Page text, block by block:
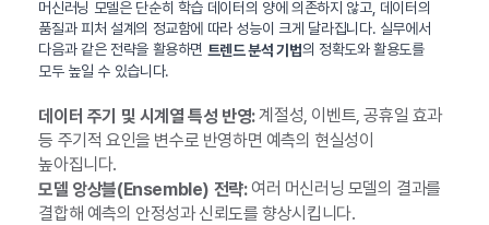
머신러닝 모델은 단순히 학습 데이터의 양에 의존하지 않고, 데이터의
품질과 피처 설계의 정교함에 따라 성능이 크게 달라집니다. 실무에서
다음과 같은 전략을 활용하면 트렌드 분석 기법의 정확도와 활용도를
모두 높일 수 있습니다.
데이터 주기 및 시계열 특성 반영:계절성, 이벤트, 공휴일 효과
등 주기적 요인을 변수로 반영하면 예측의 현실성이
높아집니다.
모델 앙상블(Ensemble) 전략:여러 머신러닝 모델의 결과를
결합해 예측의 안정성과 신뢰도를 향상시킵니다.